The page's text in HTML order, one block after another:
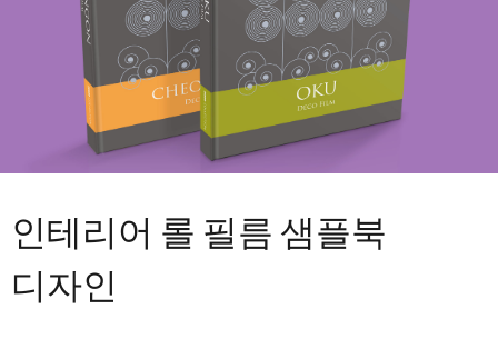
인테리어 롤 필름 샘플북
디자인